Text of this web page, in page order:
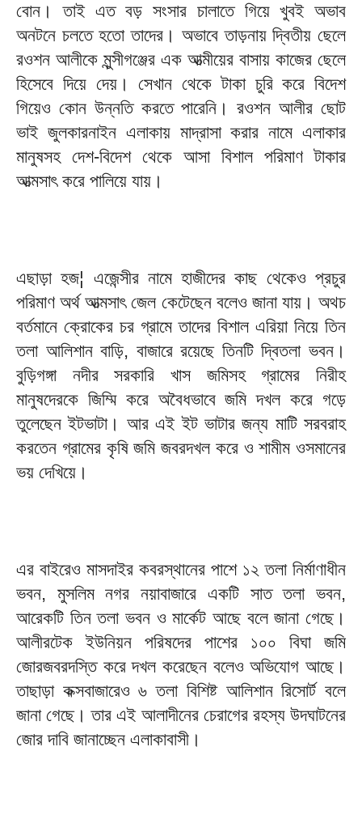
বোন। তাই এত বড় সংসার চালাতে গিয়ে খুবই অভাব
অনটনে চলতে হতো তাদের। অভাবে তাড়নায় দ্বিতীয় ছেলে
রওশন আলীকে মুন্সীগঞ্জের এক আত্মীয়ের বাসায় কাজের ছেলে
হিসেবে দিয়ে দেয়। সেখান থেকে টাকা চুরি করে বিদেশ
গিয়েও কোন উন্নতি করতে পারেনি। রওশন আলীর ছোট
ভাই জুলকারনাইন এলাকায় মাদ্রাসা করার নামে এলাকার
মানুষসহ দেশ-বিদেশ থেকে আসা বিশাল পরিমাণ টাকার
আত্মসাৎ করে পালিয়ে যায়।
এছাড়া হজ¦ এজেন্সীর নামে হাজীদের কাছ থেকেও প্রচুর
পরিমাণ অর্থ আত্মসাৎ জেল কেটেছেন বলেও জানা যায়। অথচ
বর্তমানে ক্রোকের চর গ্রামে তাদের বিশাল এরিয়া নিয়ে তিন
তলা আলিশান বাড়ি, বাজারে রয়েছে তিনটি দ্বিতলা ভবন।
বুড়িগঙ্গা নদীর সরকারি খাস জমিসহ গ্রামের নিরীহ
মানুষদেরকে জিম্মি করে অবৈধভাবে জমি দখল করে গড়ে
তুলেছেন ইটভাটা। আর এই ইট ভাটার জন্য মাটি সরবরাহ
করতেন গ্রামের কৃষি জমি জবরদখল করে ও শামীম ওসমানের
ভয় দেখিয়ে।
এর বাইরেও মাসদাইর কবরস্থানের পাশে ১২ তলা নির্মাণাধীন
ভবন, মুসলিম নগর নয়াবাজারে একটি সাত তলা ভবন,
আরেকটি তিন তলা ভবন ও মার্কেট আছে বলে জানা গেছে।
আলীরটেক ইউনিয়ন পরিষদের পাশের ১০০ বিঘা জমি
জোরজবরদস্তি করে দখল করেছেন বলেও অভিযোগ আছে।
তাছাড়া কক্সবাজারেও ৬ তলা বিশিষ্ট আলিশান রিসোর্ট বলে
জানা গেছে। তার এই আলাদীনের চেরাগের রহস্য উদঘাটনের
জোর দাবি জানাচ্ছেন এলাকাবাসী।